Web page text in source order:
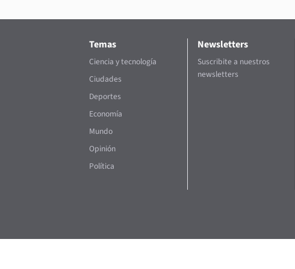
Temas
Ciencia y tecnología
Ciudades
Deportes
Economía
Mundo
Opinión
Política
Newsletters
Suscribite a nuestros
newsletters